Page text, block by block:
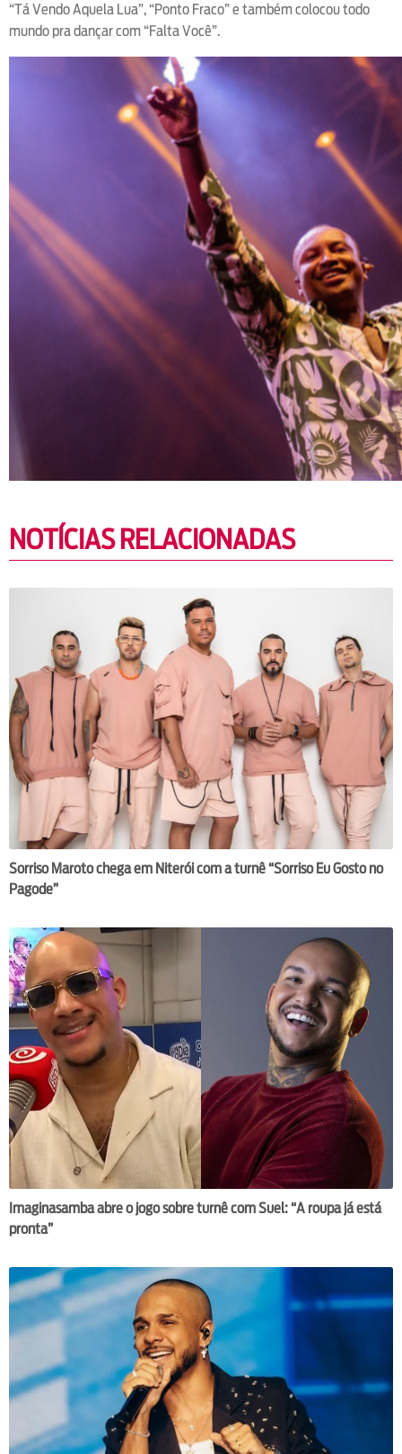
“Tá Vendo Aquela Lua”, “Ponto Fraco” e também colocou todo
mundo pra dançar com “Falta Você”.
NOTÍCIAS RELACIONADAS
Sorriso Maroto chega em Niterói com a turnê “Sorriso Eu Gosto no
Pagode”
Imaginasamba abre o jogo sobre turnê com Suel: “A roupa já está
pronta”